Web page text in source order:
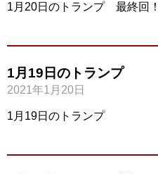
1月20日のトランプ 最終回！
1月19日のトランプ
2021年1月20日
1月19日のトランプ